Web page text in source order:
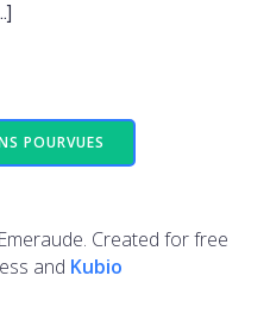
POURVUES
Created for free
and Kubio